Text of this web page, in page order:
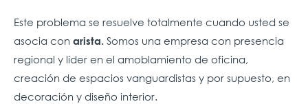
Este problema se resuelve totalmente cuando usted se
asocia con arista. Somos una empresa con presencia
regional y líder en el amoblamiento de oficina,
creación de espacios vanguardistas y por supuesto, en
decoración y diseño interior.